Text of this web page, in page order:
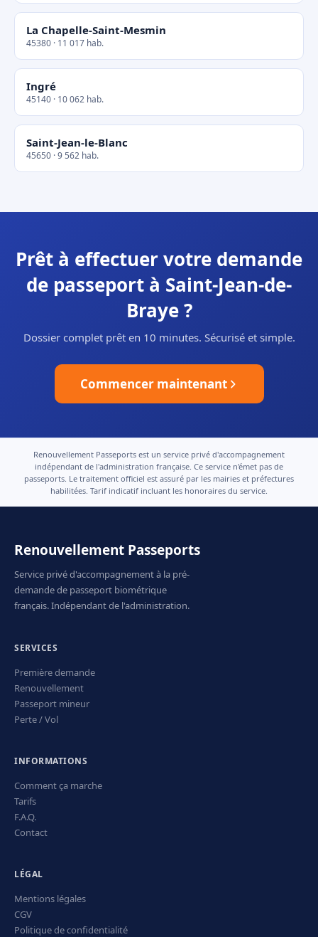
La Chapelle-Saint-Mesmin
45380 · 11 017 hab.
Ingré
45140 · 10 062 hab.
Saint-Jean-le-Blanc
45650 · 9 562 hab.
Prêt à effectuer votre demande
de passeport à Saint-Jean-de-
Braye ?
Dossier complet prêt en 10 minutes. Sécurisé et simple.
Commencer maintenant
Renouvellement Passeports est un service privé d'accompagnement
indépendant de l'administration française. Ce service n'émet pas de
passeports. Le traitement officiel est assuré par les mairies et préfectures
habilitées. Tarif indicatif incluant les honoraires du service.
Renouvellement Passeports
Service privé d'accompagnement à la pré-
demande de passeport biométrique
français. Indépendant de l'administration.
SERVICES
Première demande
Renouvellement
Passeport mineur
Perte / Vol
INFORMATIONS
Comment ça marche
Tarifs
F.A.Q.
Contact
LÉGAL
Mentions légales
CGV
Politique de confidentialité